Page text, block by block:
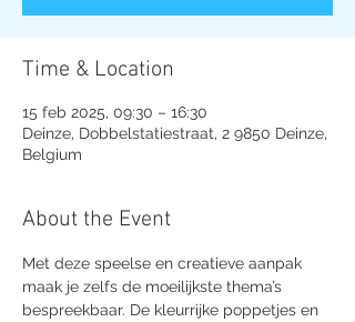
Time & Location
15 feb 2025, 09:30 – 16:30
Deinze, Dobbelstatiestraat, 2 9850 Deinze,
Belgium
About the Event
Met deze speelse en creatieve aanpak
maak je zelfs de moeilijkste thema’s
bespreekbaar. De kleurrijke poppetjes en